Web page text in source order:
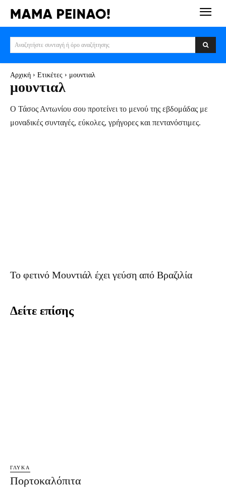
Αναζητήστε συνταγή ή όρο αναζήτησης
Αρχική Ετικέτες μουντιαλ
μουντιαλ
Ο Τάσος Αντωνίου σου προτείνει το μενού της εβδομάδας με
μοναδικές συνταγές, εύκολες, γρήγορες και πεντανόστιμες.
Το φετινό Mουντιάλ έχει γεύση από Βραζιλία
Δείτε επίσης
ΓΛΥΚΆ
Πορτοκαλόπιτα